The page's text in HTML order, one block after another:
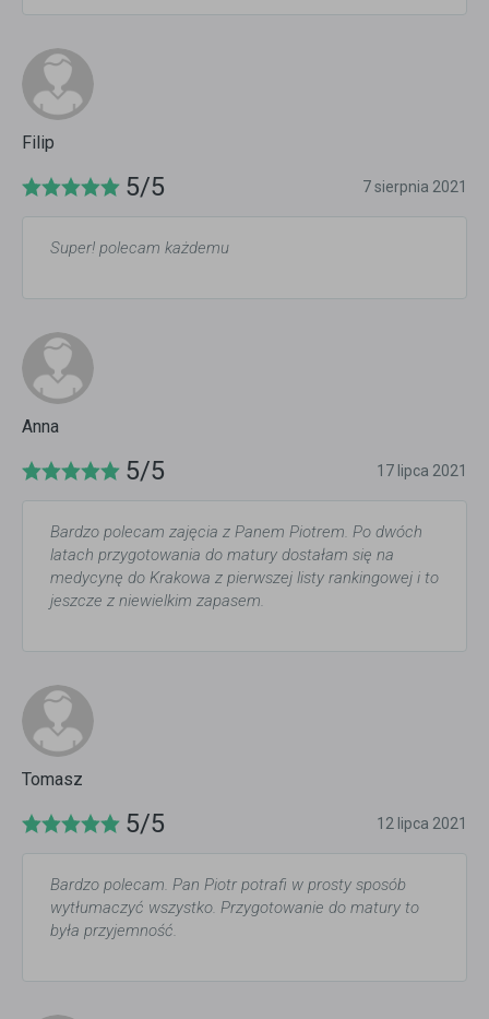
Filip
5/5 7 sierpnia 2021
Super! polecam każdemu
Anna
5/5 17 lipca 2021
Bardzo polecam zajęcia z Panem Piotrem. Po dwóch
latach przygotowania do matury dostałam się na
medycynę do Krakowa z pierwszej listy rankingowej i to
jeszcze z niewielkim zapasem.
Tomasz
5/5 12 lipca 2021
Bardzo polecam. Pan Piotr potrafi w prosty sposób
wytłumaczyć wszystko. Przygotowanie do matury to
była przyjemność.